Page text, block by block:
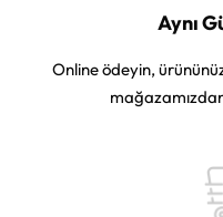
Aynı
Online ödeyin,